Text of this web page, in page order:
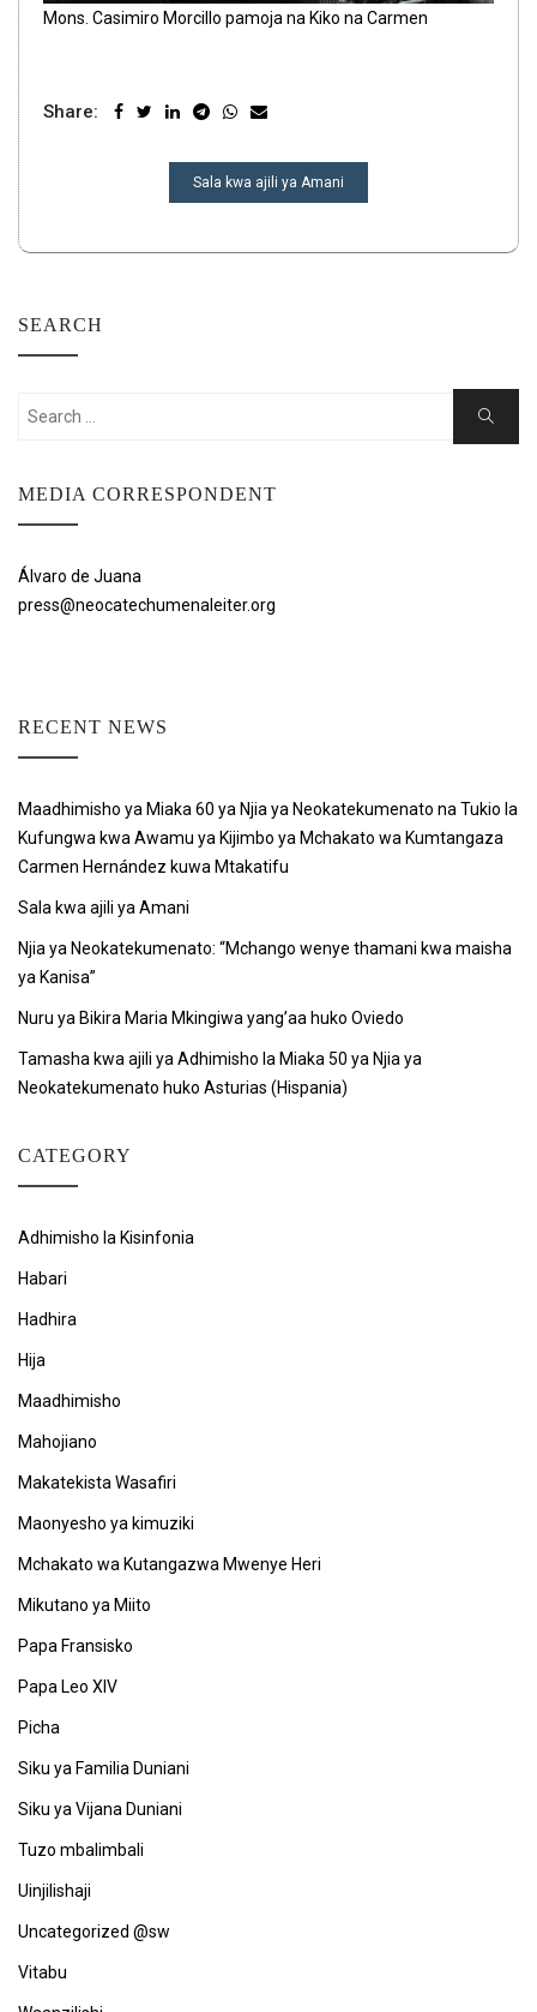
Mons. Casimiro Morcillo pamoja na Kiko na Carmen
Share:
URAMBAZAJISala kwa ajili ya Amani
SEARCH
Search
Search
MEDIA CORRESPONDENT
Álvaro de Juana
press@neocatechumenaleiter.org
RECENT NEWS
Maadhimisho ya Miaka 60 ya Njia ya Neokatekumenato na Tukio la
Kufungwa kwa Awamu ya Kijimbo ya Mchakato wa Kumtangaza
Carmen Hernández kuwa Mtakatifu
Sala kwa ajili ya Amani
Njia ya Neokatekumenato: “Mchango wenye thamani kwa maisha
ya Kanisa”
Nuru ya Bikira Maria Mkingiwa yang’aa huko Oviedo
Tamasha kwa ajili ya Adhimisho la Miaka 50 ya Njia ya
Neokatekumenato huko Asturias (Hispania)
CATEGORY
Adhimisho la Kisinfonia
Habari
Hadhira
Hija
Maadhimisho
Mahojiano
Makatekista Wasafiri
Maonyesho ya kimuziki
Mchakato wa Kutangazwa Mwenye Heri
Mikutano ya Miito
Papa Fransisko
Papa Leo XIV
Picha
Siku ya Familia Duniani
Siku ya Vijana Duniani
Tuzo mbalimbali
Uinjilishaji
Uncategorized @sw
Vitabu